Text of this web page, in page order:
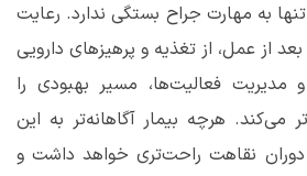
به مهارت جراح بستگی ندارد. رعایت
از عمل، از تغذیه و پرهیزهای دارویی
مدیریت فعالیت‌ها، مسیر بهبودی را
می‌کند. هرچه بیمار آگاهانه‌تر به این
دوران نقاهت راحت‌تری خواهد داشت و